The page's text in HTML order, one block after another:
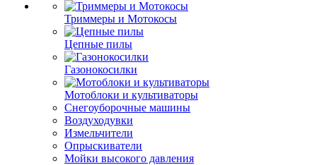
Триммеры и Мотокосы
Цепные пилы
Газонокосилки
Мотоблоки и культиваторы
Снегоуборочные машины
Воздуходувки
Измельчители
Опрыскиватели
Мойки высокого давления